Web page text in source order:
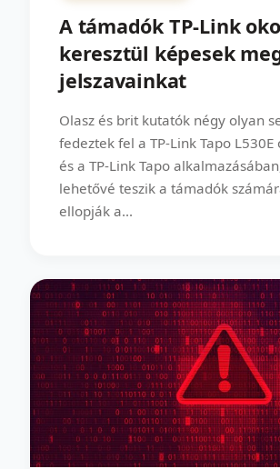
A támadók TP-Link
keresztül képesek
jelszavainkat
Olasz és brit kutatók négy olyan
fedeztek fel a TP-Link Tapo L530E
és a TP-Link Tapo
lehetővé teszik a támadók
ellopják a...